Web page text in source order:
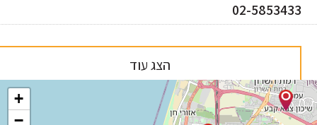
02-
הצג עוד